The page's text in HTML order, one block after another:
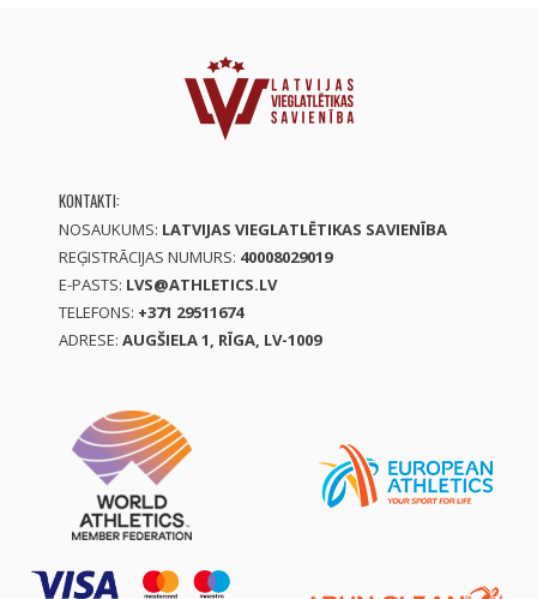
KONTAKTI:
NOSAUKUMS: LATVIJAS VIEGLATLĒTIKAS SAVIENĪBA
REĢISTRĀCIJAS NUMURS: 40008029019
E-PASTS: LVS@ATHLETICS.LV
TELEFONS: +371 29511674
ADRESE: AUGŠIELA 1, RĪGA, LV-1009